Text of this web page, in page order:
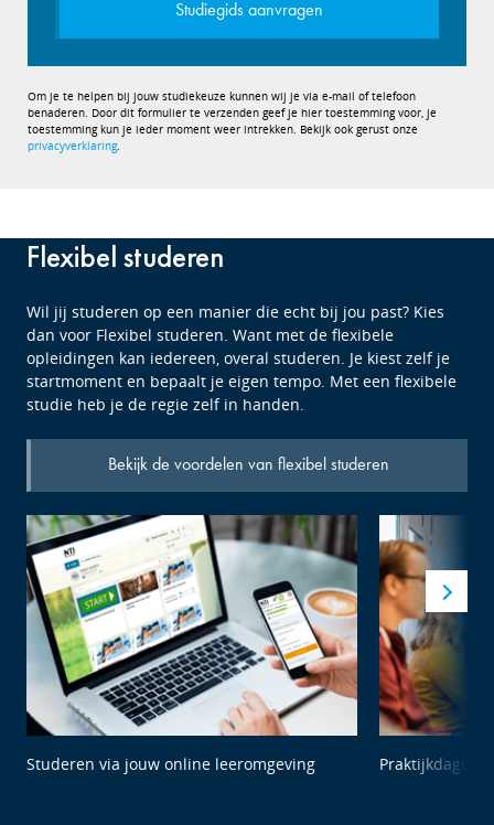
Studiegids aanvragen
Om je te helpen bij jouw studiekeuze kunnen wij je via e-mail of telefoon
benaderen. Door dit formulier te verzenden geef je hier toestemming voor, je
toestemming kun je ieder moment weer intrekken. Bekijk ook gerust onze
privacyverklaring.
Flexibel studeren
Wil jij studeren op een manier die echt bij jou past? Kies
dan voor Flexibel studeren. Want met de flexibele
opleidingen kan iedereen, overal studeren. Je kiest zelf je
startmoment en bepaalt je eigen tempo. Met een flexibele
studie heb je de regie zelf in handen.
Bekijk de voordelen van flexibel studeren
Studeren via jouw online leeromgeving Praktijkdagen